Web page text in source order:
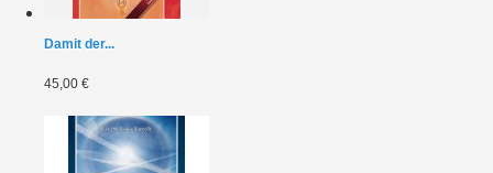
Damit der...
45,00 €